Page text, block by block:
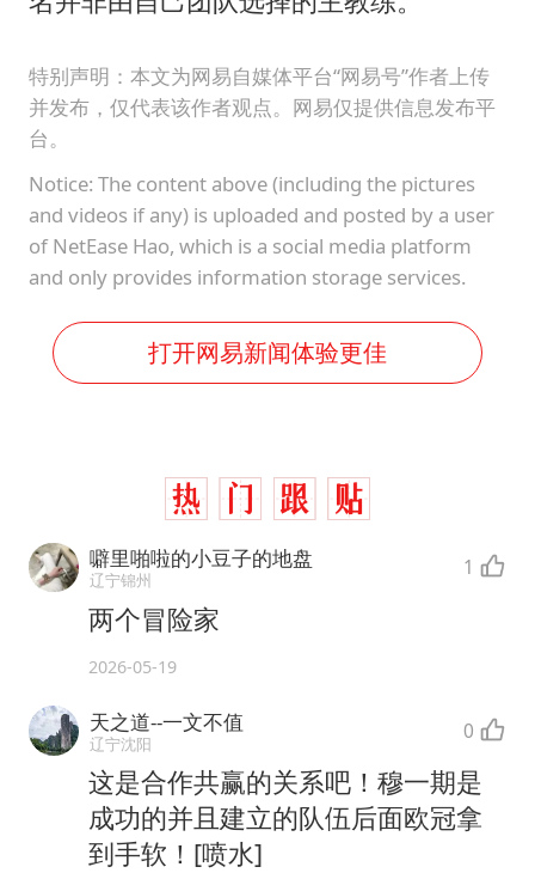
特别声明：本文为网易自媒体平台“网易号”作者上传
并发布，仅代表该作者观点。网易仅提供信息发布平
台。
Notice: The content above (including the pictures
and videos if any) is uploaded and posted by a user
of NetEase Hao, which is a social media platform
and only provides information storage services.
打开网易新闻体验更佳
噼里啪啦的小豆子的地盘
辽宁锦州 1
两个冒险家
2026-05-19
天之道--一文不值
辽宁沈阳 0
这是合作共赢的关系吧！穆一期是
成功的并且建立的队伍后面欧冠拿
到手软！[喷水]